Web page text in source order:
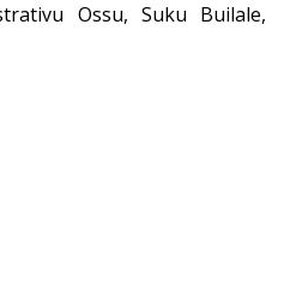
Ossu, Suku Builale,